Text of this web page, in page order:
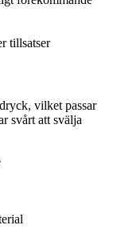
tillsatser
vilket passar
svårt att svälja